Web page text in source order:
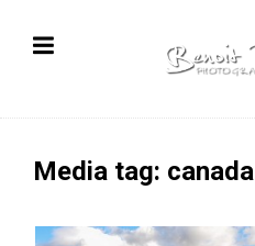
Media tag: canada